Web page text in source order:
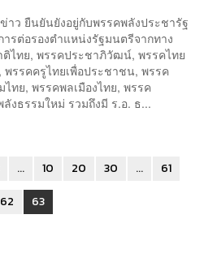
าว ยืนยันยังอยู่กับพรรคพลังประชารัฐ
รต่อรองตำแหน่งรัฐมนตรีจากทาง
ติไทย, พรรคประชาภิวัฒน์, พรรคไทย
พรรคครูไทยเพื่อประชาชน, พรรค
ทย, พรรคพลเมืองไทย, พรรค
งธรรมใหม่ รวมถึงมี ร.อ. ธ...
... 10 20 30 ...
61
62
63